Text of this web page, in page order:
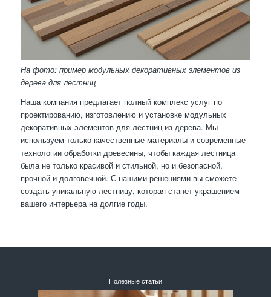
На фото: пример модульных декоративных элементов из
дерева для лестниц
Наша компания предлагает полный комплекс услуг по
проектированию, изготовлению и установке модульных
декоративных элементов для лестниц из дерева. Мы
используем только качественные материалы и современные
технологии обработки древесины, чтобы каждая лестница
была не только красивой и стильной, но и безопасной,
прочной и долговечной. С нашими решениями вы сможете
создать уникальную лестницу, которая станет украшением
вашего интерьера на долгие годы.
Полезные статьи